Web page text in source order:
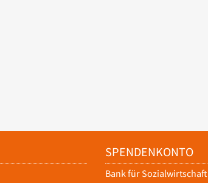
SPENDENKONTO
Bank für Sozialwirtschaft